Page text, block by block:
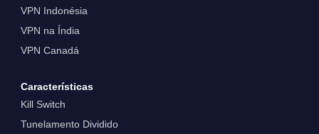
VPN Indonésia
VPN na Índia
VPN Canadá
Características
Kill Switch
Tunelamento Dividido